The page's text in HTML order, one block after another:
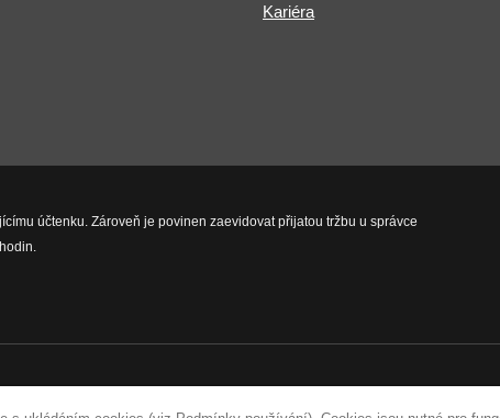
Kariéra
účtenku. Zároveň je povinen zaevidovat přijatou tržbu u správce